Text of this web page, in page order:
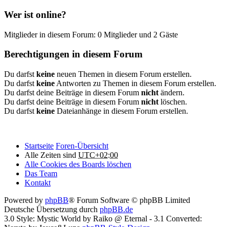
Wer ist online?
Mitglieder in diesem Forum: 0 Mitglieder und 2 Gäste
Berechtigungen in diesem Forum
Du darfst keine neuen Themen in diesem Forum erstellen.
Du darfst keine Antworten zu Themen in diesem Forum erstellen.
Du darfst deine Beiträge in diesem Forum nicht ändern.
Du darfst deine Beiträge in diesem Forum nicht löschen.
Du darfst keine Dateianhänge in diesem Forum erstellen.
Startseite Foren-Übersicht
Alle Zeiten sind UTC+02:00
Alle Cookies des Boards löschen
Das Team
Kontakt
Powered by phpBB® Forum Software © phpBB Limited
Deutsche Übersetzung durch phpBB.de
3.0 Style: Mystic World by Raiko @ Eternal - 3.1 Converted: